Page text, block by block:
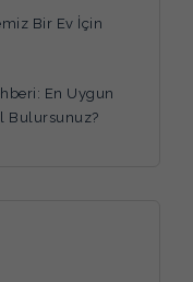
Bir Ev İçin
En Uygun
Bulursunuz?